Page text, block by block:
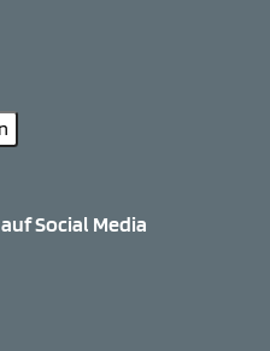
Social Media